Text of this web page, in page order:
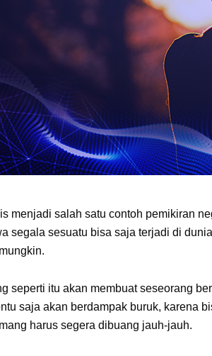
menjadi salah satu contoh pemikiran
segala sesuatu bisa saja terjadi di
seperti itu akan membuat seseorang
saja akan berdampak buruk, karena
harus segera dibuang jauh-jauh.